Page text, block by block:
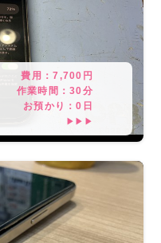
費用：7,700 円
作業時間：30分
お預かり：0 日
▶▶▶